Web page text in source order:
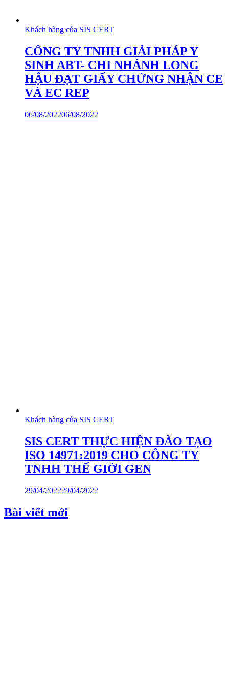
Khách hàng của SIS CERT
CÔNG TY TNHH GIẢI PHÁP Y
SINH ABT- CHI NHÁNH LONG
HẬU ĐẠT GIẤY CHỨNG NHẬN CE
VÀ EC REP
06/08/202206/08/2022
Khách hàng của SIS CERT
SIS CERT THỰC HIỆN ĐÀO TẠO
ISO 14971:2019 CHO CÔNG TY
TNHH THẾ GIỚI GEN
29/04/202229/04/2022
Bài viết mới